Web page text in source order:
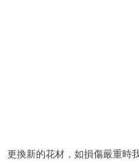
新的花材，如損傷嚴重時我